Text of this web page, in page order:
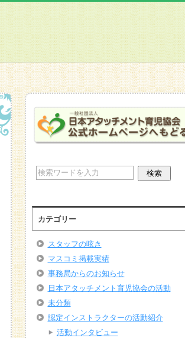
カテゴリー
スタッフの呟き
マスコミ掲載実績
事務局からのお知らせ
日本アタッチメント育児協会の活動
未分類
認定インストラクターの活動紹介
活動インタビュー